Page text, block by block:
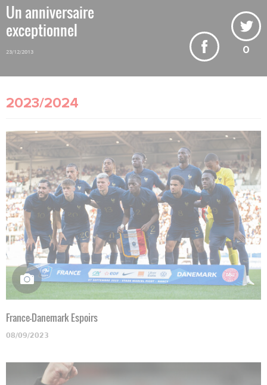
Un anniversaire
exceptionnel
23/12/2013 0
2023/2024
France-Danemark Espoirs
08/09/2023